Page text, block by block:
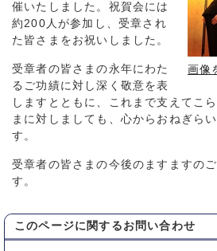
画像
催いたしました。祝賀会には
約200人が参加し、受章され
た皆さまをお祝いしました。
受章者の皆さまの永年にわた
るご功績に対し深く敬意を表
しますとともに、これまで支えてこ
まに対しましても、心からおねぎら
す。
受章者の皆さまの今後のますますの
す。
このページに関する お問い合わせ